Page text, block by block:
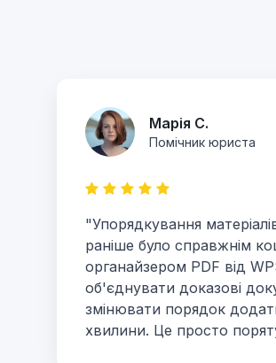
Марія С.
Помічник юриста
"Упорядкування
раніше було справжнім
органайзером PDF від
об'єднувати доказові
змінювати порядок
хвилини. Це просто